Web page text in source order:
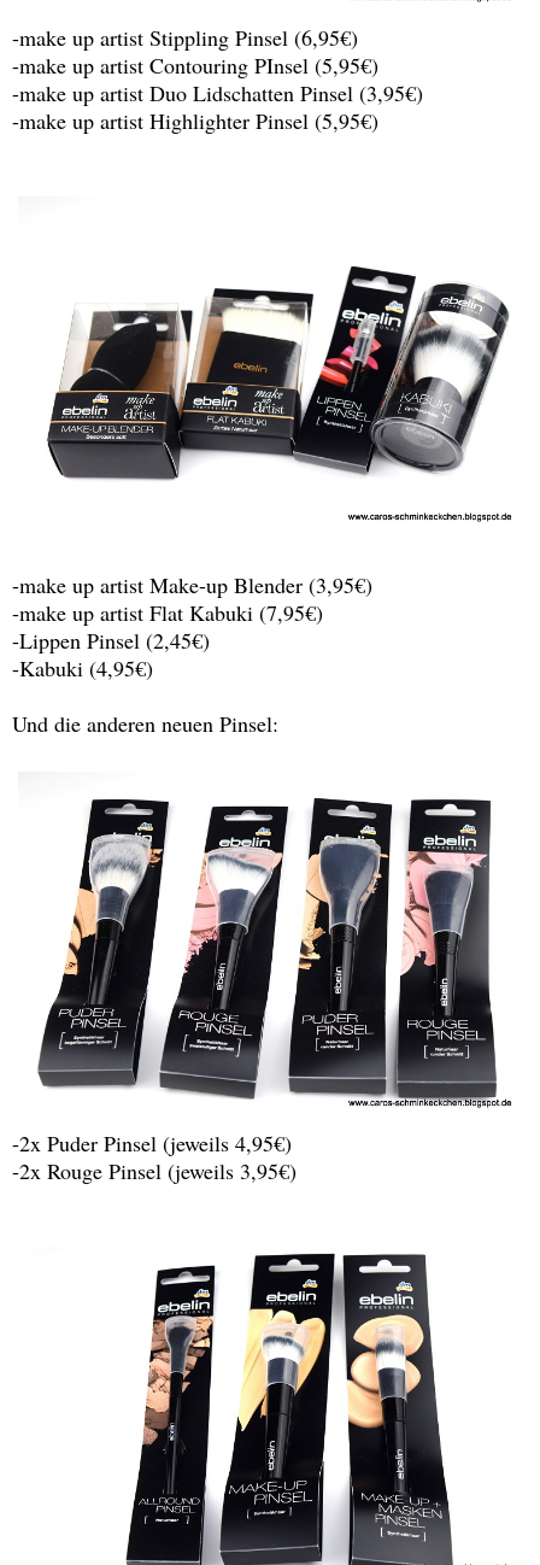
-make up artist Stippling Pinsel (6,95€)
-make up artist Contouring PInsel (5,95€)
-make up artist Duo Lidschatten Pinsel (3,95€)
-make up artist Highlighter Pinsel (5,95€)
-make up artist Make-up Blender (3,95€)
-make up artist Flat Kabuki (7,95€)
-Lippen Pinsel (2,45€)
-Kabuki (4,95€)
Und die anderen neuen Pinsel:
-2x Puder Pinsel (jeweils 4,95€)
-2x Rouge Pinsel (jeweils 3,95€)